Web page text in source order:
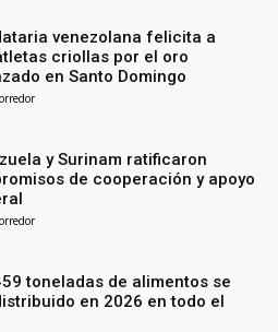
venezolana felicita a
criollas por el oro
en Santo Domingo
y Surinam ratificaron
de cooperación y apoyo
toneladas de alimentos se
en 2026 en todo el